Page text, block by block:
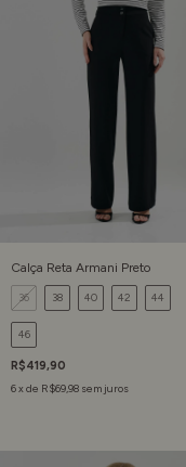
Calça Reta Armani Preto
36 38 40 42 44
46
R$419,90
6x de R$69,98 sem juros